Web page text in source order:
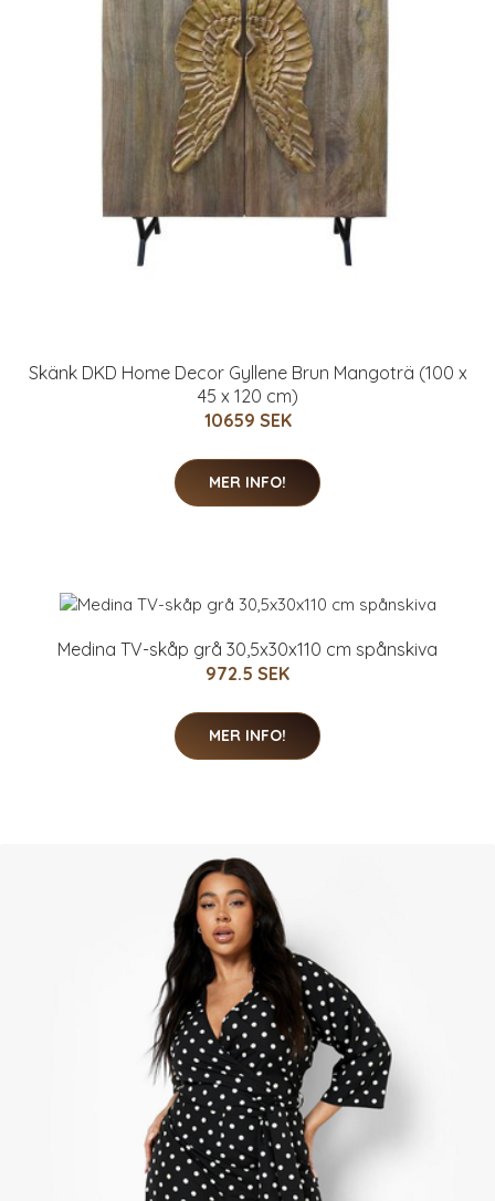
Skänk DKD Home Decor Gyllene Brun Mangoträ (100 x
45 x 120 cm)
10659 SEK
MER INFO!
Medina TV-skåp grå 30,5x30x110 cm spånskiva
972.5 SEK
MER INFO!